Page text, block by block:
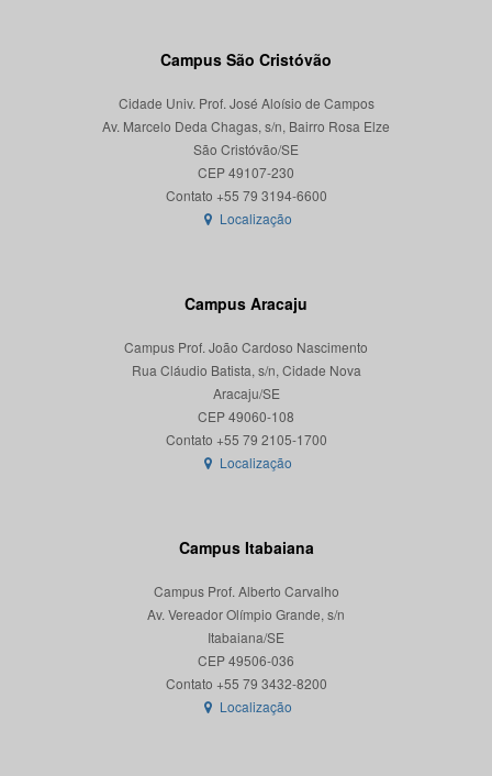
Campus São Cristóvão
Cidade Univ. Prof. José Aloísio de Campos
Av. Marcelo Deda Chagas, s/n, Bairro Rosa Elze
São Cristóvão/SE
CEP 49107-230
Localização
Campus Aracaju
Campus Prof. João Cardoso Nascimento
Rua Cláudio Batista, s/n, Cidade Nova
Aracaju/SE
CEP 49060-108
Localização
Campus Itabaiana
Campus Prof. Alberto Carvalho
Av. Vereador Olímpio Grande, s/n
Itabaiana/SE
CEP 49506-036
Localização